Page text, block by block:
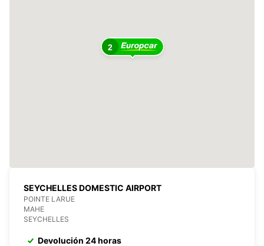
2
SEYCHELLES DOMESTIC AIRPORT
POINTE LARUE
MAHE
SEYCHELLES
Devolución 24 horas